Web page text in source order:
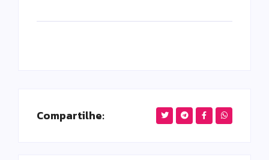
Compartilhe: